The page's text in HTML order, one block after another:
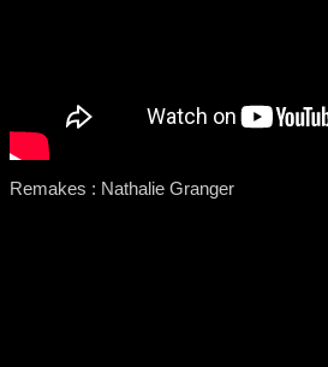
Remakes : Nathalie Granger